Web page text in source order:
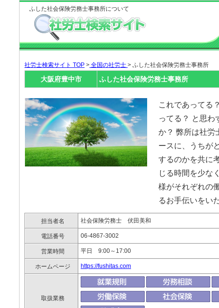
ふした社会保険労務士事務所について
社労士検索サイト TOP > 全国の社労士 > ふした社会保険労務士事務所
大阪府豊中市 ふした社会保険労務士事務所
これであってる
ってる？ と思わ
か？ 弊所は社労
ースに、うちが
するのかを共に
じる時間を少な
様がそれぞれの
るお手伝いをい
担当者名 社会保険労務士 伏田美和
電話番号 06-4867-3002
営業時間 平日 9:00～17:00
ホームページ https://fushitas.com
取扱業務